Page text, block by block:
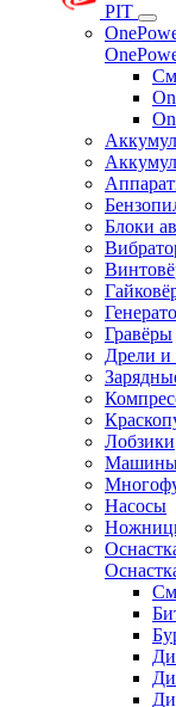
PIT
Блоки
Гравёры
Дрели
Лобзики
Машины
Насосы